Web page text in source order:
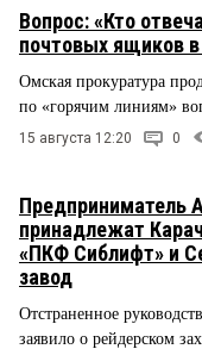
Вопрос: «Кто
почтовых ящиков
Омская прокуратура
по «горячим линиям»
15 августа 12:20 0
Предприниматель
принадлежат
«ПКФ Сиблифт» и
завод
Отстраненное
заявило о рейдерском